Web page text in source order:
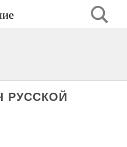
РУССКОЙ